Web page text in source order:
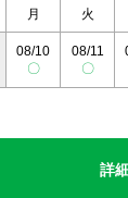
月 火
08/10
〇
08/11
〇
詳